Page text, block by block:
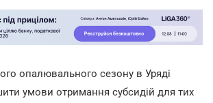
опалювального сезону в Уряді
умови отримання субсидій для тих